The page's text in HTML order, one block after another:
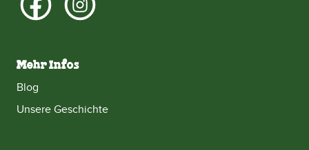
Mehr Infos
Blog
Unsere Geschichte